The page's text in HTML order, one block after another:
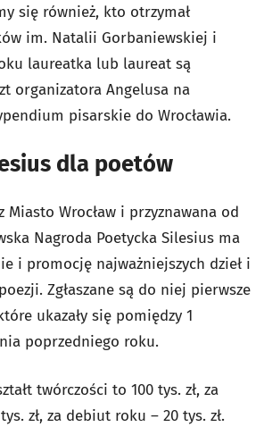
się również, kto otrzymał
im. Natalii Gorbaniewskiej i
laureatka lub laureat są
organizatora Angelusa na
pisarskie do Wrocławia.
dla poetów
Miasto Wrocław i przyznawana od
Nagroda Poetycka Silesius ma
i promocję najważniejszych dzieł i
Zgłaszane są do niej pierwsze
ukazały się pomiędzy 1
poprzedniego roku.
twórczości to 100 tys. zł, za
zł, za debiut roku – 20 tys. zł.